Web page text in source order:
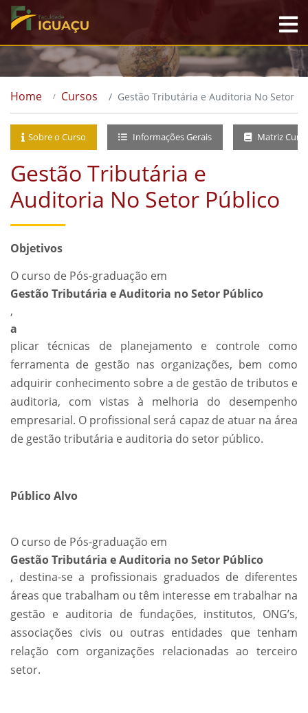
Home Cursos Gestão Tributária e Auditoria No Setor
Sobre o Curso Informações Gerais Matriz
Gestão Tributária e
Auditoria No Setor Público
Objetivos
O curso de Pós-graduação em
Gestão Tributária e Auditoria no Setor Público
,
a
plicar técnicas de planejamento e controle como
ferramenta de gestão nas organizações, bem como
adquirir conhecimento sobre a de gestão de tributos e
auditoria, com vistas à melhoria do desempenho
empresarial. O profissional será capaz de atuar na área
de gestão tributária e auditoria do setor público.
Público Alvo
O curso de Pós-graduação em
Gestão Tributária e Auditoria no Setor Público
, destina-se a profissionais graduados de diferentes
áreas que trabalham ou têm interesse em trabalhar na
gestão e auditoria de fundações, institutos, ONG’s,
associações civis ou outras entidades que tenham
relação com organizações relacionadas ao terceiro
setor.